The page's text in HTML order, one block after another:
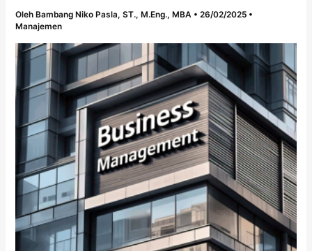
Oleh Bambang Niko Pasla, ST., M.Eng., MBA •26/02/2025 •
Manajemen